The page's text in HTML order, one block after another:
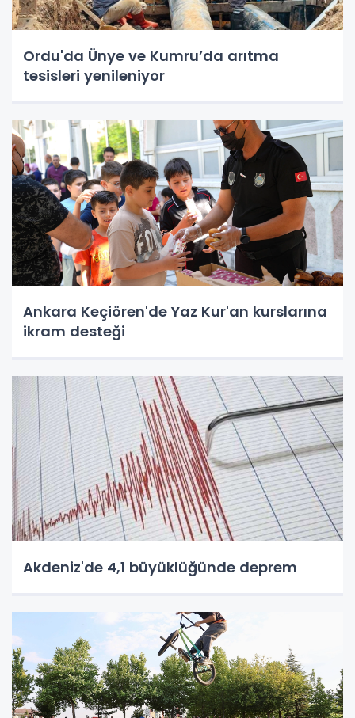
Ordu'da Ünye ve Kumru’da arıtma
tesisleri yenileniyor
Ankara Keçiören'de Yaz Kur'an kurslarına
ikram desteği
Akdeniz'de 4,1 büyüklüğünde deprem